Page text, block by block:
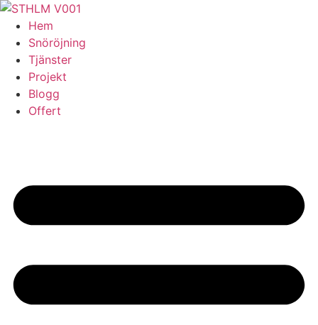
Skip
content
Hem
Snöröjning
Tjänster
Projekt
Blogg
Offert